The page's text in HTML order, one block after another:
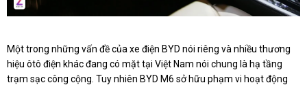
Một trong những vấn đề của xe điện BYD nói riêng và nhiều thương
hiệu ôtô điện khác đang có mặt tại Việt Nam nói chung là hạ tầng
trạm sạc công cộng. Tuy nhiên BYD M6 sở hữu phạm vi hoạt động